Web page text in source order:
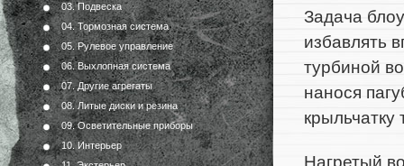
03. Подвеска
04. Тормозная система
05. Рулевое управление
06. Выхлопная система
07. Другие агрегаты
08. Литые диски и резина
09. Осветительные приборы
10. Интерьер
Задача
избавлять
турбиной
нанося
Нагретый